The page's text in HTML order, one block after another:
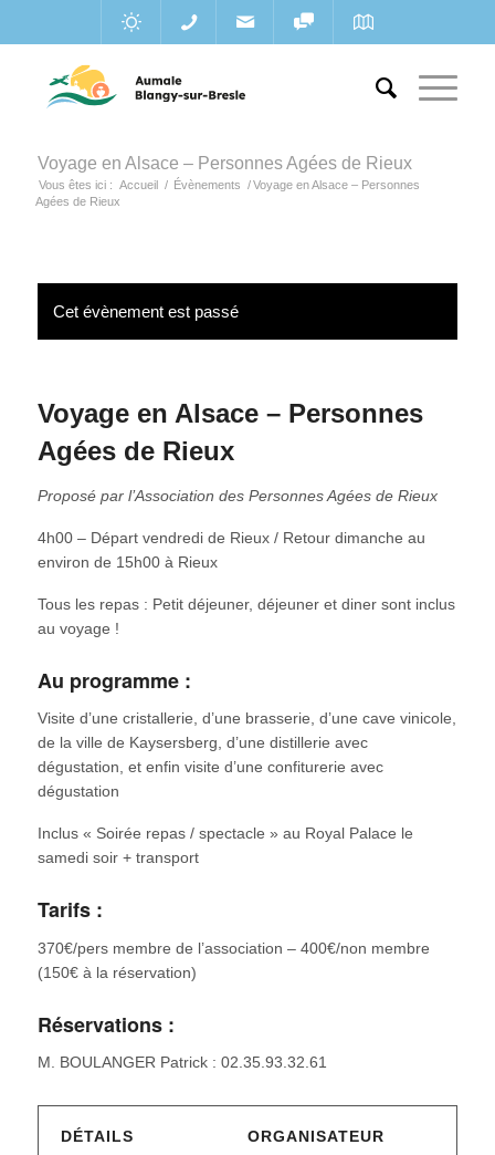
Voyage en Alsace – Personnes Agées de Rieux
Vous êtes ici : Accueil / Évènements / Voyage en Alsace – Personnes
Agées de Rieux
Cet évènement est passé
Voyage en Alsace – Personnes
Agées de Rieux
Proposé par l’Association des Personnes Agées de Rieux
4h00 – Départ vendredi de Rieux / Retour dimanche au
environ de 15h00 à Rieux
Tous les repas : Petit déjeuner, déjeuner et diner sont inclus
au voyage !
Au programme :
Visite d’une cristallerie, d’une brasserie, d’une cave vinicole,
de la ville de Kaysersberg, d’une distillerie avec
dégustation, et enfin visite d’une confiturerie avec
dégustation
Inclus « Soirée repas / spectacle » au Royal Palace le
samedi soir + transport
Tarifs :
370€/pers membre de l’association – 400€/non membre
(150€ à la réservation)
Réservations :
M. BOULANGER Patrick : 02.35.93.32.61
DÉTAILS ORGANISATEUR